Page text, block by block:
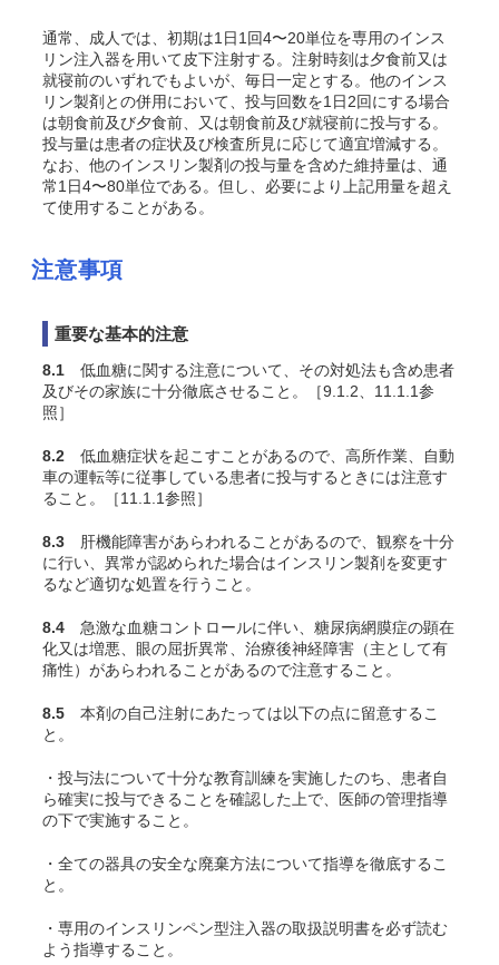
通常、成人では、初期は1日1回4〜20単位を専用のインス
リン注入器を用いて皮下注射する。注射時刻は夕食前又は
就寝前のいずれでもよいが、毎日一定とする。他のインス
リン製剤との併用において、投与回数を1日2回にする場合
は朝食前及び夕食前、又は朝食前及び就寝前に投与する。
投与量は患者の症状及び検査所見に応じて適宜増減する。
なお、他のインスリン製剤の投与量を含めた維持量は、通
常1日4〜80単位である。但し、必要により上記用量を超え
て使用することがある。
注意事項
重要な基本的注意
8.1 低血糖に関する注意について、その対処法も含め患者
及びその家族に十分徹底させること。［9.1.2、11.1.1参
照］
8.2 低血糖症状を起こすことがあるので、高所作業、自動
車の運転等に従事している患者に投与するときには注意す
ること。［11.1.1参照］
8.3 肝機能障害があらわれることがあるので、観察を十分
に行い、異常が認められた場合はインスリン製剤を変更す
るなど適切な処置を行うこと。
8.4 急激な血糖コントロールに伴い、糖尿病網膜症の顕在
化又は増悪、眼の屈折異常、治療後神経障害（主として有
痛性）があらわれることがあるので注意すること。
8.5 本剤の自己注射にあたっては以下の点に留意するこ
と。
・投与法について十分な教育訓練を実施したのち、患者自
ら確実に投与できることを確認した上で、医師の管理指導
の下で実施すること。
・全ての器具の安全な廃棄方法について指導を徹底するこ
と。
・専用のインスリンペン型注入器の取扱説明書を必ず読む
よう指導すること。